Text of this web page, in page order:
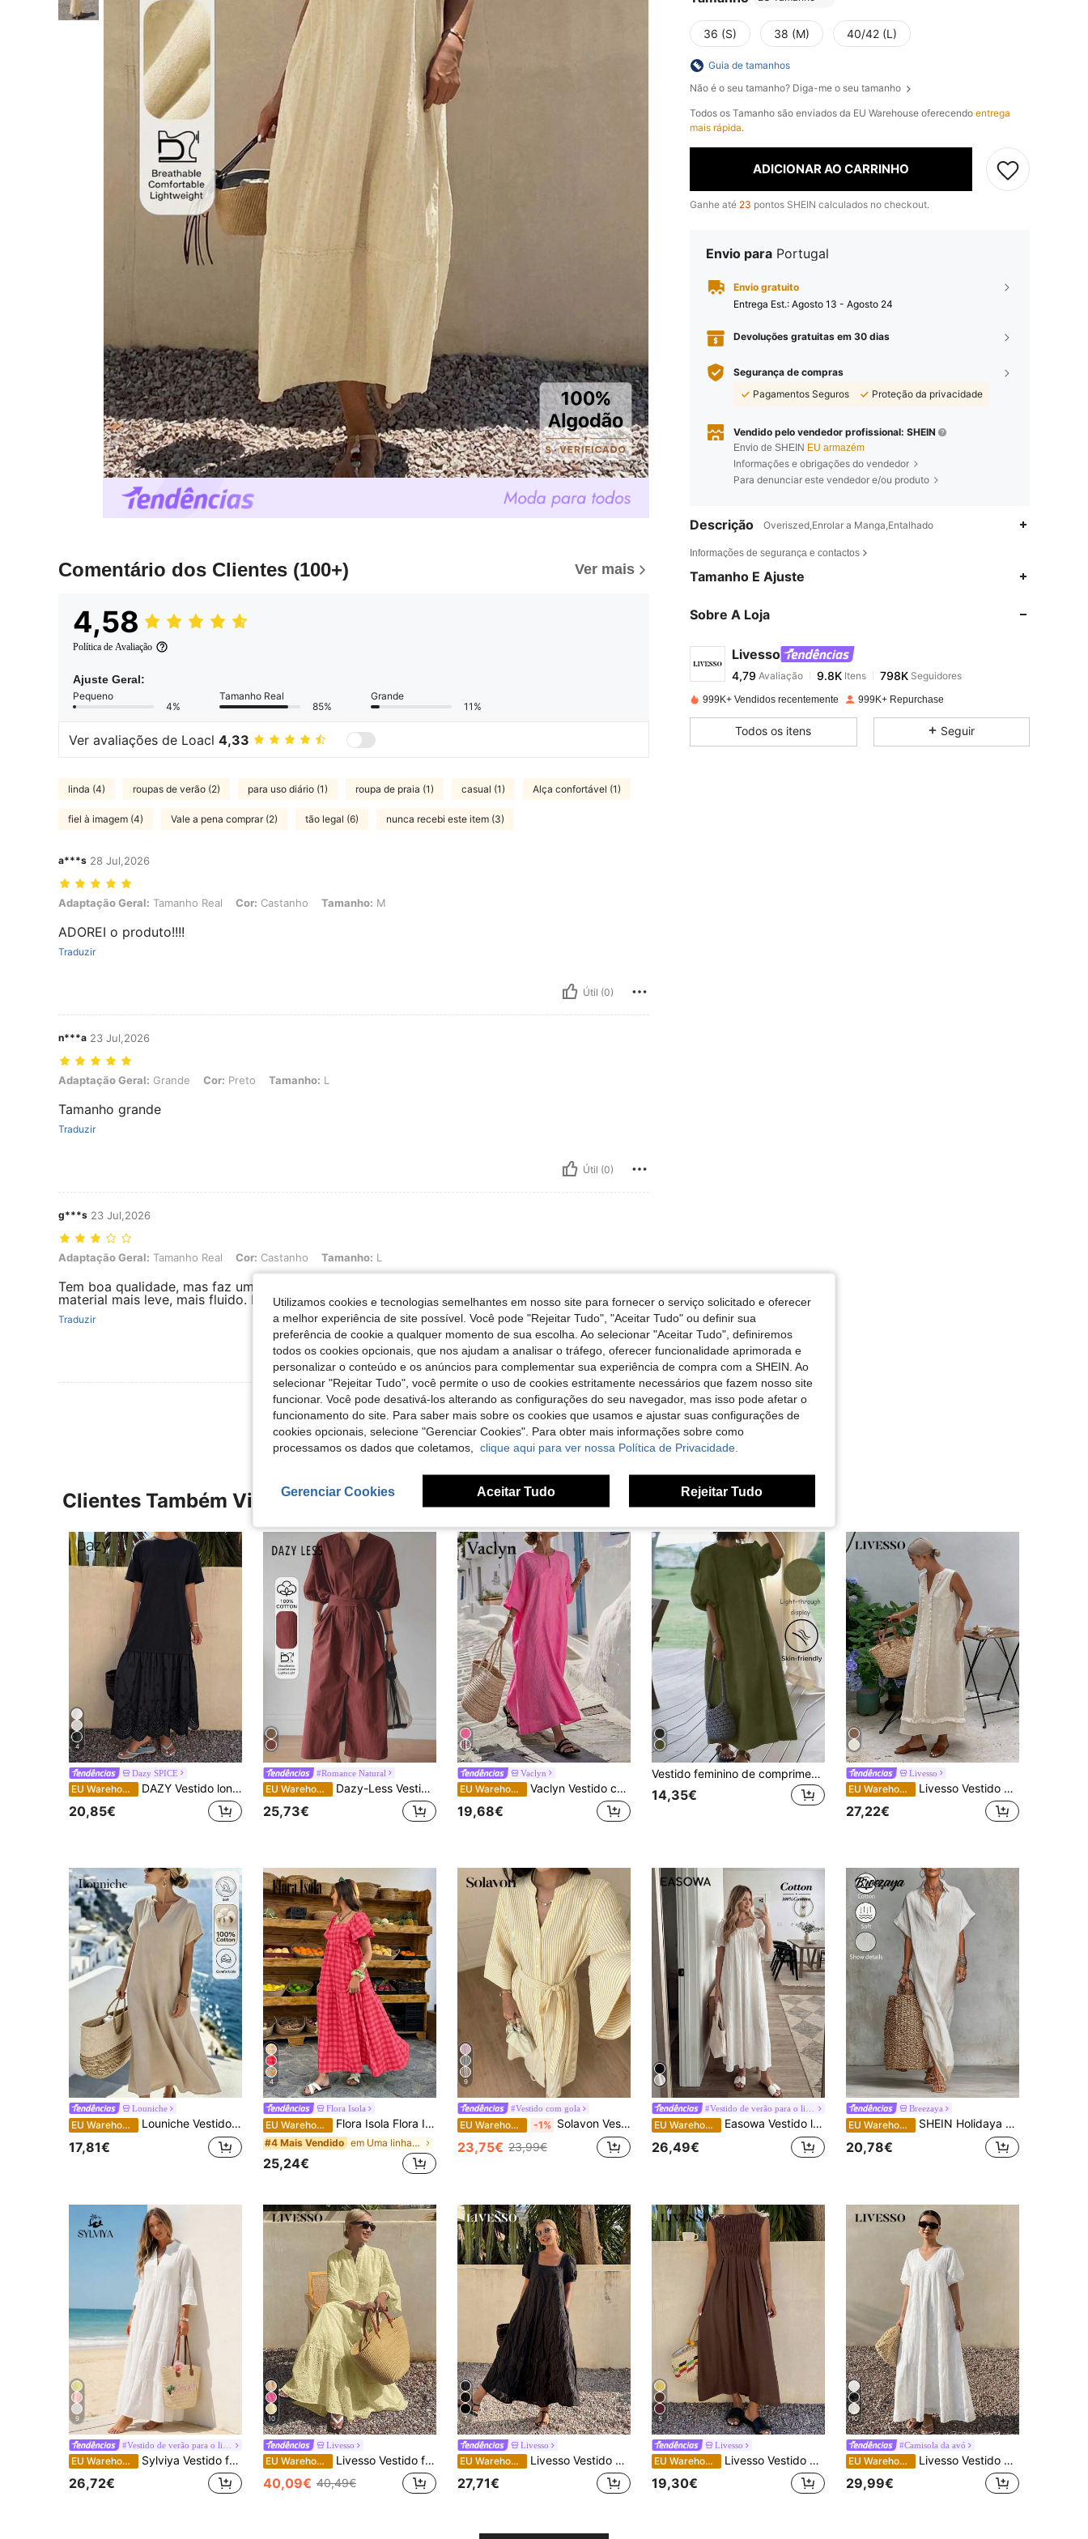
Comentário dos Clientes (100+) Ver mais
4,58
Política de Avaliação
Ajuste Geral:
Pequeno
4%
Tamanho Real
85%
Grande
11%
Ver avaliações de Loacl 4,33
linda (4) roupas de verão (2) para uso diário (1) roupa de praia (1) casual (1) Alça confortável (1)
fiel à imagem (4) Vale a pena comprar (2) tão legal (6) nunca recebi este item (3)
a***s 28 Jul,2026
Adaptação Geral: Tamanho Real, Cor: Castanho, Tamanho: M
Adaptação Geral: Tamanho Real Cor: Castanho Tamanho: M
ADOREI o produto!!!!
Traduzir
Útil (0)
n***a 23 Jul,2026
Adaptação Geral: Grande, Cor: Preto, Tamanho: L
Adaptação Geral: Grande Cor: Preto Tamanho: L
Tamanho grande
Traduzir
Útil (0)
g***s 23 Jul,2026
Adaptação Geral: Tamanho Real, Cor: Castanho, Tamanho: L
Adaptação Geral: Tamanho Real Cor: Castanho Tamanho: L
Tem boa qualidade, mas faz um pouco de balão devido ao material. Pensei que seria um
material mais leve, mais fluido. Mas é um material mais rijo.
Traduzir
Útil (0)
Ver Mais Avaliações
36 (S) 38 (M) 40/42 (L)
Guia de tamanhos
Não é o seu tamanho? Diga-me o seu tamanho
Todos os Tamanho são enviados da EU Warehouse oferecendo entrega
mais rápida.
ADICIONAR AO CARRINHO
Ganhe até 23 pontos SHEIN calculados no checkout.
Envio para Portugal
Envio gratuito
Entrega Est.: Agosto 13 - Agosto 24
Devoluções gratuitas em 30 dias
Segurança de compras
Pagamentos Seguros
Proteção da privacidade
Vendido pelo vendedor profissional: SHEIN
Envio de SHEIN EU armazém
Informações e obrigações do vendedor
Para denunciar este vendedor e/ou produto
Descrição Overiszed,Enrolar a Manga,Entalhado
Informações de segurança e contactos
Tamanho E Ajuste
Sobre A Loja
Livesso
4,79
4,79 Avaliação 9.8KItens
m***xpago1 dia atrás
999K+ Vendidos recentemente 999K+ Repurchase
Todos os itens Seguir
Clientes Também Visitaram
4
Dazy SPICE
EU Warehouse DAZY Vestido longo casual de verão para mulher, gola redonda, manga curta, patchwork de renda, estilo férias, vestido de sol
20,85€
#Romance Natural
EU Warehouse Dazy-Less Vestido camisa longo solto casual de verão para mulher, cor castanho ferrugem, liso, com cintura marcada, faixa, manga pétala, comprimento midi, para escritório e deslocações profissionais
25,73€
Vaclyn
EU Warehouse Vaclyn Vestido casual de férias de moda feminina
19,68€
Vestido feminino de comprimento médio com mangas lanterna e cinto, gola redonda, detalhe de fenda, tecido casual tecido, elegante para o verão
14,35€
Livesso
EU Warehouse Livesso Vestido midi boho feminino com decote em V, sem mangas e detalhes de franjas para férias.
27,22€
Louniche
EU Warehouse Louniche Vestido casual feminino de cor lisa com carcela frontal e manga curta, vestido de verão confortável com toque de algodão
17,81€
4
Flora Isola
EU Warehouse Flora Isola Flora Isola Vestido longo xadrez amarelo e verde com decote quadrado e mangas bufantes - Estilo boho retrô para férias, passeios diários e uso casual, vestido feminino para primavera e verão.
#4 Mais Vendido em Uma linha Vestidos Midi Femininos
25,24€
9
#Vestido com gola
EU Warehouse -1% Solavon Vestido listrado casual e conservador para mulheres
23,75€ 23,99€
EU Warehouse Easowa Vestido longo feminino de cor sólida com babados e mangas bufantes.
26,49€
Breezaya
EU Warehouse SHEIN Holidaya Vestido camisa longo texturado slouchy para mulher, primavera/verão, com gola de lapela, frente com botões parciais, mangas curtas soltas com ombros caídos e fenda lateral, tecido texturado com estilo casual, versátil para usar sozinho, adequado para deslocações diárias e saídas casuais
20,78€
9
EU Warehouse Sylviya Vestido feminino casual com decote em V, modelo boneca, branco.
26,72€
10
Livesso
EU Warehouse Livesso Vestido feminino solto e casual de comprimento médio, estilo férias, modelo boho, novidade para o verão.
40,09€ 40,49€
7
Livesso
EU Warehouse Livesso Vestido midi solto e reto de alças para mulher, estilo boémio casual, elegante, para férias e deslocações, em organza preta texturada com renda, primavera-verão, vestido de verão
27,71€
5
Livesso
EU Warehouse Livesso Vestido midi feminino de verão elegante para festa e férias, gola redonda, sem mangas, com cintura marcada, cor lisa
19,30€
10
#Camisola da avó
EU Warehouse Livesso Vestido midi solto para mulher, branco, de renda de praia, manga curta, decote em V, vazado, estilo sundress, para primavera/verão e férias
29,99€
Utilizamos cookies e tecnologias semelhantes em nosso site para fornecer o serviço solicitado e oferecer
a melhor experiência de site possível. Você pode "Rejeitar Tudo", "Aceitar Tudo" ou definir sua
preferência de cookie a qualquer momento de sua escolha. Ao selecionar "Aceitar Tudo", definiremos
todos os cookies opcionais, que nos ajudam a analisar o tráfego, oferecer funcionalidade aprimorada e
personalizar o conteúdo e os anúncios para complementar sua experiência de compra com a SHEIN. Ao
selecionar "Rejeitar Tudo", você permite o uso de cookies estritamente necessários que fazem nosso site
funcionar. Você pode desativá-los alterando as configurações do seu navegador, mas isso pode afetar o
funcionamento do site. Para saber mais sobre os cookies que usamos e ajustar suas configurações de
cookies opcionais, selecione "Gerenciar Cookies". Para obter mais informações sobre como
processamos os dados que coletamos, clique aqui para ver nossa Política de Privacidade.
Gerenciar Cookies Aceitar Tudo Rejeitar Tudo